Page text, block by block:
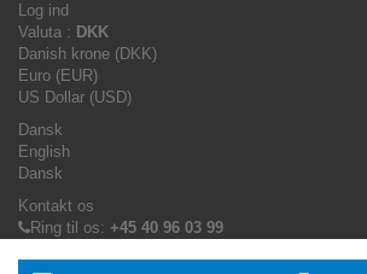
Log ind
Valuta : DKK
Danish krone (DKK)
Euro (EUR)
US Dollar (USD)
Dansk
English
Dansk
Kontakt os
Ring til os: +45 40 96 03 99